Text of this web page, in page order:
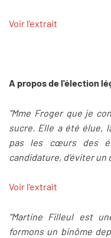
Voir l'extrait
A propos de l'élection
"Mme Froger que je
sucre. Elle a été élue,
pas les cœurs des
candidature, d’éviter un
Voir l'extrait
"Martine Filleul est
formons un binôme